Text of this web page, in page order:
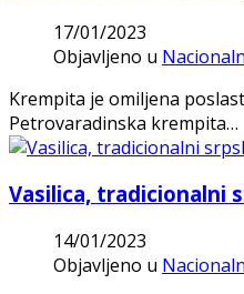
17/01/2023
Objavljeno u
Krempita je omiljena
Petrovaradinska krempita…
Vasilica, tradicionalni
14/01/2023
Objavljeno u